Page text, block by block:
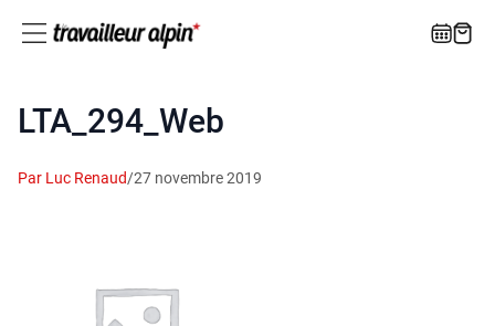
LTA_294_Web
Par Luc Renaud/27 novembre 2019